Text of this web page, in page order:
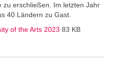
zu erschließen. Im letzten Jahr
40 Ländern zu Gast.
of the Arts 2023 83 KB